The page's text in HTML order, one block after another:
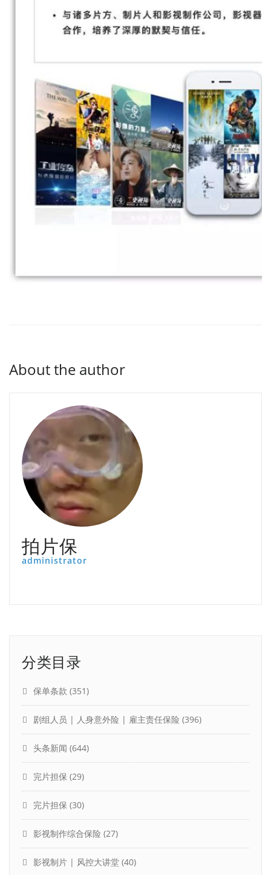
About the author
拍片保
administrator
分类目录
保单条款 (351)
剧组人员 | 人身意外险 | 雇主责任保险 (396)
头条新闻 (644)
完片担保 (29)
完片担保 (30)
影视制作综合保险 (27)
影视制片 | 风控大讲堂 (40)